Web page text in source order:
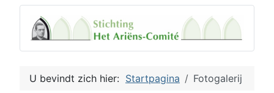
U bevindt zich hier: Startpagina Fotogalerij